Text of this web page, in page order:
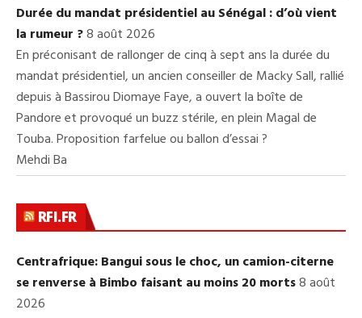
Durée du mandat présidentiel au Sénégal : d’où vient
la rumeur ?8 août 2026
En préconisant de rallonger de cinq à sept ans la durée du
mandat présidentiel, un ancien conseiller de Macky Sall, rallié
depuis à Bassirou Diomaye Faye, a ouvert la boîte de
Pandore et provoqué un buzz stérile, en plein Magal de
Touba. Proposition farfelue ou ballon d’essai ?
Mehdi Ba
RFI.FR
Centrafrique: Bangui sous le choc, un camion-citerne
se renverse à Bimbo faisant au moins 20 morts8 août
2026